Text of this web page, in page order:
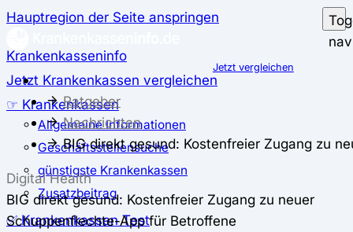
Hauptregion der Seite anspringen
Krankenkasseninfo
Jetzt Krankenkassen vergleichen
☞ Krankenkassen
Allgemeine Informationen
Geschäftsstellensuche
günstigste Krankenkassen
Zusatzbeitrag
✅ Krankenkassen Test
Jetzt vergleichen
Ratgeber
Nachrichten
BIG direkt gesund: Kostenfreier Zugang zu
Digital Health
BIG direkt gesund: Kostenfreier Zugang zu neuer
Schuppenflechte-App für Betroffene